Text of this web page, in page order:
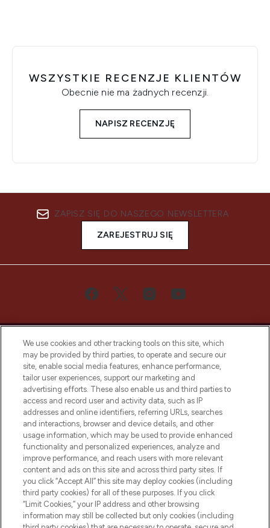
WSZYSTKIE RECENZJE KLIENTÓW
Obecnie nie ma żadnych recenzji.
NAPISZ RECENZJĘ
ZAPISZ SIĘ DO NASZEGO NEWSLETTERA
ZAREJESTRUJ SIĘ
Bądź pierwszą osobą, która dowie się o
najnowszych produktach, od niszowych i
uznanych marek, sezonowych trendach i
otrzyma ekskluzywne artykuły redakcyjne
z Sunday Supplement.
Zgoda na pliki cookie
Do Not Sell or Share My Personal
Information
POMOC & INFORMACJE
We use cookies and other tracking tools on this site, which
may be provided by third parties, to operate and secure our
site, enable social media features, enhance performance,
tailor user experiences, support our marketing and
advertising efforts. These also enable us and third parties to
access and record user and activity data, such as IP
addresses and online identifiers, referring URLs, searches
and interactions, browser and device details, and other
usage information, which may be used to provide enhanced
functionality and personalized experiences, analyze and
improve performance, and reach users with more relevant
content and ads on this site and across third party sites. If
you click “Accept All” this site may deploy cookies (including
third party cookies) for all of these purposes. If you click
“Limit Cookies,” your IP address and other browsing
information may still be collected but only cookies (including